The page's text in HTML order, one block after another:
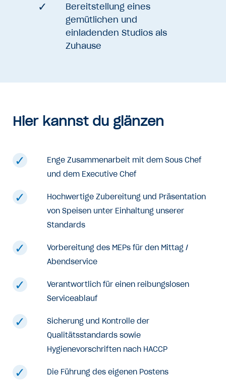
Hier kannst du glänzen
Enge Zusammenarbeit mit dem Sous Chef
und dem Executive Chef
Hochwertige Zubereitung und Präsentation
von Speisen unter Einhaltung unserer
Standards
Vorbereitung des MEPs für den Mittag /
Abendservice
Verantwortlich für einen reibungslosen
Serviceablauf
Sicherung und Kontrolle der
Qualitätsstandards sowie
Hygienevorschriften nach HACCP
Die Führung des eigenen Postens
Bereitstellung eines
gemütlichen und
einladenden Studios als
Zuhause